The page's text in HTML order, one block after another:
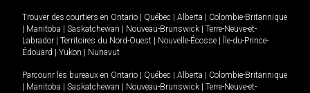
Trouver des courtiers en Ontario Québec Alberta
Colombie-Britannique
Manitoba Saskatchewan Nouveau-Brunswick
Terre-Neuve-et-
Labrador
Territoires du Nord-Ouest Nouvelle-Écosse
Île-du-Prince-
Édouard
Yukon Nunavut
Parcourir les bureaux en Ontario Québec Alberta
Colombie-Britannique
Manitoba Saskatchewan Nouveau-Brunswick
Terre-Neuve-et-